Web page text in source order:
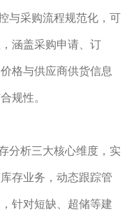
与采购流程规范化，可
涵盖采购申请、订
格与供应商供货信息
规性。
分析三大核心维度，实
存业务，动态跟踪管
针对短缺、超储等建